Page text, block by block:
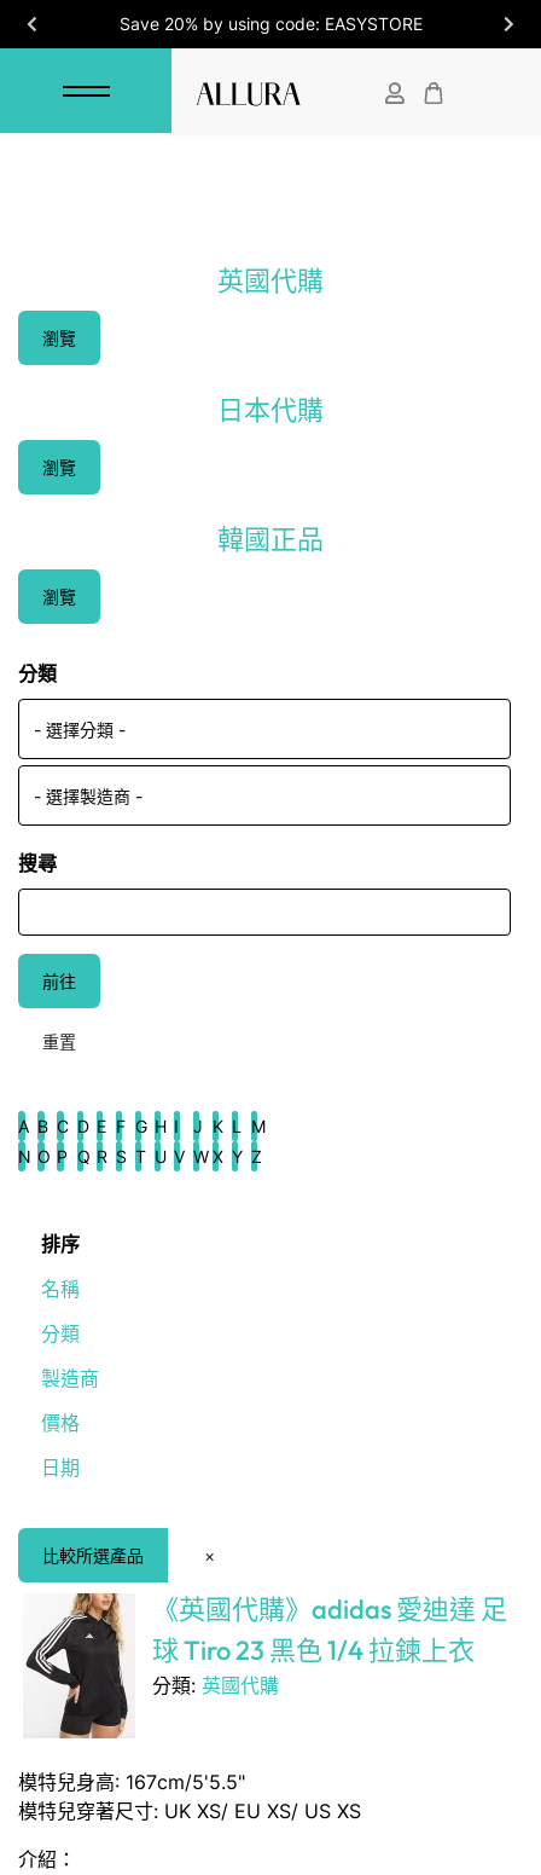
Save 20% by using code: EASYSTORE
英國代購
瀏覽
日本代購
瀏覽
韓國正品
瀏覽
分類
搜尋
A B C D E F G H I J K L M
N O P Q R S T U V WX Y Z
排序
名稱
分類
製造商
價格
日期
比較所選產品 ×
《英國代購》adidas 愛迪達 足
球 Tiro 23 黑色 1/4 拉鍊上衣
分類: 英國代購
模特兒身高: 167cm/5'5.5"
模特兒穿著尺寸: UK XS/ EU XS/ US XS
介紹：